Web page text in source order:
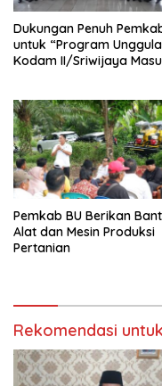
Dukungan Penuh
untuk “Program
Kodam II/Sriwijaya
Pemkab BU Berikan
Alat dan Mesin Produksi
Pertanian
Rekomendasi